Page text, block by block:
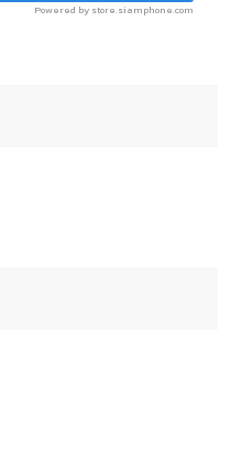
Powered by store.siamphone.com